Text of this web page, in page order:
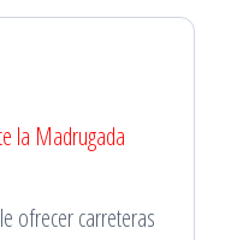
la Madrugada
ofrecer carreteras